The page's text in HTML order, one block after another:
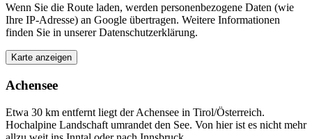
Wenn Sie die Route laden, werden personenbezogene Daten (wie
Ihre IP-Adresse) an Google übertragen. Weitere Informationen
finden Sie in unserer Datenschutzerklärung.
Karte anzeigen
Achensee
Etwa 30 km entfernt liegt der Achensee in Tirol/Österreich.
Hochalpine Landschaft umrandet den See. Von hier ist es nicht mehr